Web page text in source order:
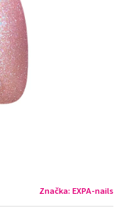
Značka: EXPA-nails